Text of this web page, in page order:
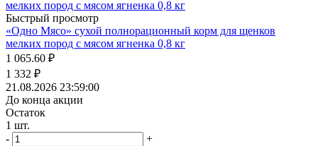
Быстрый просмотр
«Одно Мясо» сухой полнорационный корм для щенков
мелких пород с мясом ягненка 0,8 кг
1 065.60 ₽
1 332 ₽
21.08.2026 23:59:00
До конца акции
Остаток
1 шт.
-
+